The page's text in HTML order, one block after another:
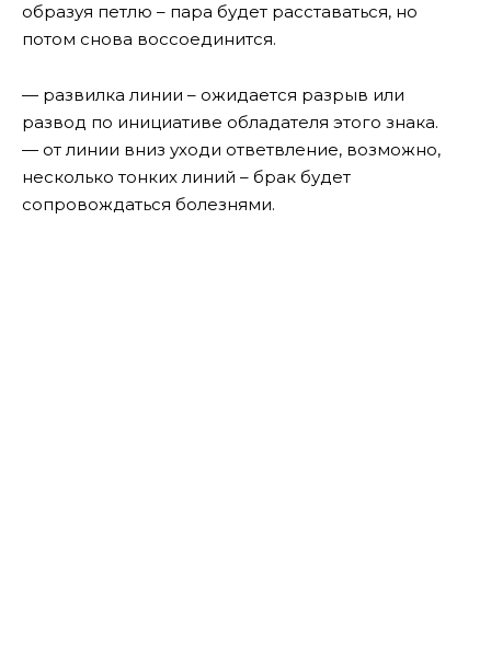
образуя петлю – пара будет расставаться, но
потом снова воссоединится.
— развилка линии – ожидается разрыв или
развод по инициативе обладателя этого знака.
— от линии вниз уходи ответвление, возможно,
несколько тонких линий – брак будет
сопровождаться болезнями.